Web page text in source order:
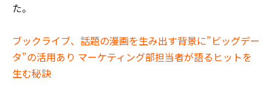
た。
ブックライブ、話題の漫画を生み出す背景に”ビッグデー
タ”の活用あり マーケティング部担当者が語るヒットを
生む秘訣